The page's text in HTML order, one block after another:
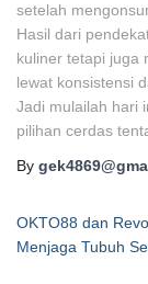
setelah
Hasil dari
kuliner tetapi juga
lewat konsistensi
Jadi mulailah hari
pilihan cerdas
By
OKTO88 dan
Menjaga Tubuh